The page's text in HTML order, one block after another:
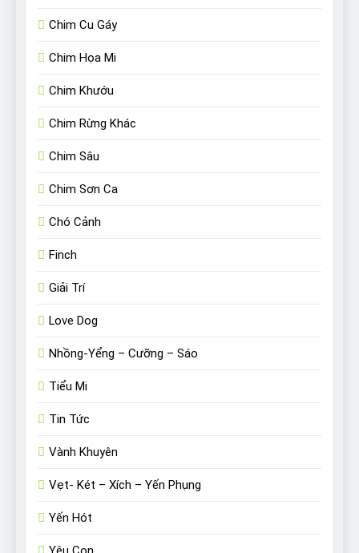
Chim Cu Gáy
Chim Họa Mi
Chim Khướu
Chim Rừng Khác
Chim Sâu
Chim Sơn Ca
Chó Cảnh
Finch
Giải Trí
Love Dog
Nhồng-Yểng – Cưỡng – Sáo
Tiểu Mi
Tin Tức
Vành Khuyên
Vẹt- Két – Xích – Yến Phụng
Yến Hót